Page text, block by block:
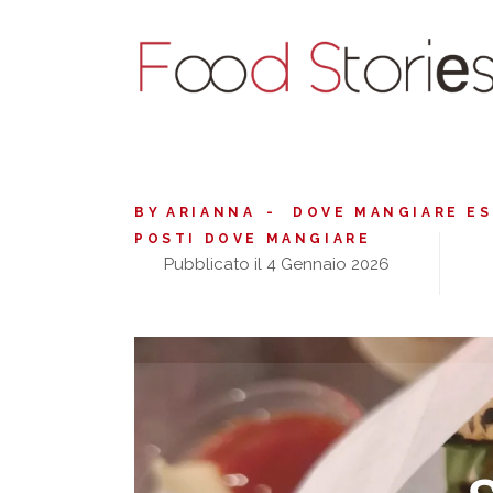
BY ARIANNA DOVE MANGIARE
POSTI DOVE MANGIARE
Pubblicato il 4 Gennaio 2026